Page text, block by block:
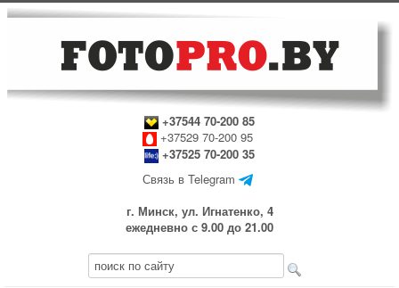
+37544 70-200 85
+37529 70-200 95
+37525 70-200 35
Связь в Telegram
г. Минск, ул. Игнатенко, 4
ежедневно с 9.00 до 21.00